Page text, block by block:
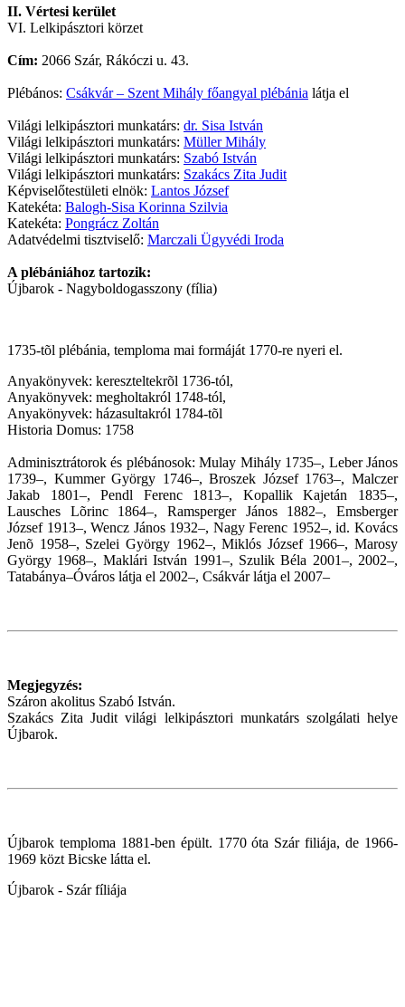
II. Vértesi kerület
VI. Lelkipásztori körzet
Cím: 2066 Szár, Rákóczi u. 43.
Plébános: Csákvár – Szent Mihály főangyal plébánia látja el
Világi lelkipásztori munkatárs: dr. Sisa István
Világi lelkipásztori munkatárs: Müller Mihály
Világi lelkipásztori munkatárs: Szabó István
Világi lelkipásztori munkatárs: Szakács Zita Judit
Képviselőtestületi elnök: Lantos József
Katekéta: Balogh-Sisa Korinna Szilvia
Katekéta: Pongrácz Zoltán
Adatvédelmi tisztviselő: Marczali Ügyvédi Iroda
A plébániához tartozik:
Újbarok - Nagyboldogasszony (fília)
1735-tõl plébánia, temploma mai formáját 1770-re nyeri el.
Anyakönyvek: kereszteltekrõl 1736-tól,
Anyakönyvek: megholtakról 1748-tól,
Anyakönyvek: házasultakról 1784-tõl
Historia Domus: 1758
Adminisztrátorok és plébánosok: Mulay Mihály 1735–, Leber János
1739–, Kummer György 1746–, Broszek József 1763–, Malczer
Jakab 1801–, Pendl Ferenc 1813–, Kopallik Kajetán 1835–,
Lausches Lõrinc 1864–, Ramsperger János 1882–, Emsberger
József 1913–, Wencz János 1932–, Nagy Ferenc 1952–, id. Kovács
Jenõ 1958–, Szelei György 1962–, Miklós József 1966–, Marosy
György 1968–, Maklári István 1991–, Szulik Béla 2001–, 2002–,
Tatabánya–Óváros látja el 2002–, Csákvár látja el 2007–
Megjegyzés:
Száron akolitus Szabó István.
Szakács Zita Judit világi lelkipásztori munkatárs szolgálati helye
Újbarok.
Újbarok temploma 1881-ben épült. 1770 óta Szár filiája, de 1966-
1969 közt Bicske látta el.
Újbarok - Szár fíliája